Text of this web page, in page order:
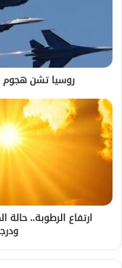
روسيا تشن هجوم
ارتفاع الرطوبة..